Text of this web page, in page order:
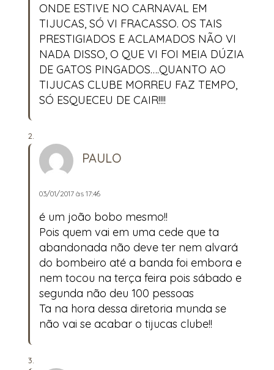
ONDE ESTIVE NO CARNAVAL EM
TIJUCAS, SÓ VI FRACASSO. OS TAIS
PRESTIGIADOS E ACLAMADOS NÃO VI
NADA DISSO, O QUE VI FOI MEIA DÚZIA
DE GATOS PINGADOS….QUANTO AO
TIJUCAS CLUBE MORREU FAZ TEMPO,
SÓ ESQUECEU DE CAIR!!!!
PAULO
03/01/2017 às 17:46
é um joão bobo mesmo!!
Pois quem vai em uma cede que ta
abandonada não deve ter nem alvará
do bombeiro até a banda foi embora e
nem tocou na terça feira pois sábado e
segunda não deu 100 pessoas
Ta na hora dessa diretoria munda se
não vai se acabar o tijucas clube!!